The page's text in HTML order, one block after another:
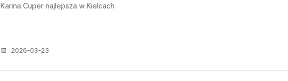
Karina Cuper najlepsza w Kielcach
2026-03-23